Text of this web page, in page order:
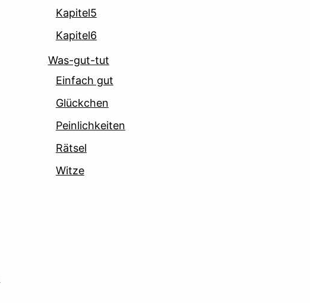
Kapitel5
Kapitel6
Was-gut-tut
Einfach gut
Glückchen
Peinlichkeiten
Rätsel
Witze